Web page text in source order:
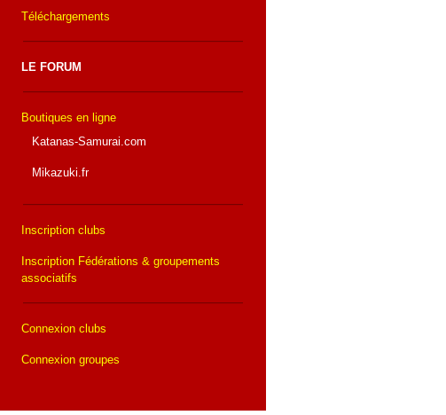
Téléchargements
LE FORUM
Boutiques en ligne
Katanas-Samurai.com
Mikazuki.fr
Inscription clubs
Inscription Fédérations & groupements
associatifs
Connexion clubs
Connexion groupes